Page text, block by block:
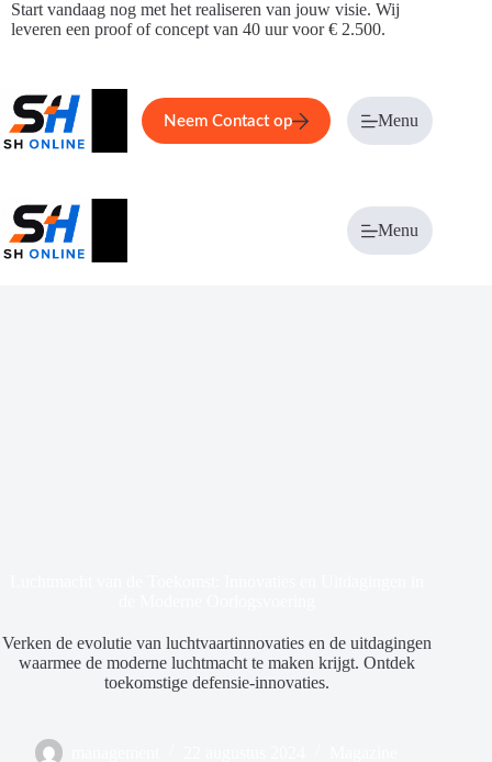
Ga
naar
Start vandaag nog met het realiseren van jouw visie. Wij
leveren een proof of concept van 40 uur voor € 2.500.
Home Service Over ons
Neem Contact op Menu
Menu
Verken de evolutie van luchtvaartinnovaties en de uitdagingen
waarmee de moderne luchtmacht te maken krijgt. Ontdek
toekomstige defensie-innovaties.